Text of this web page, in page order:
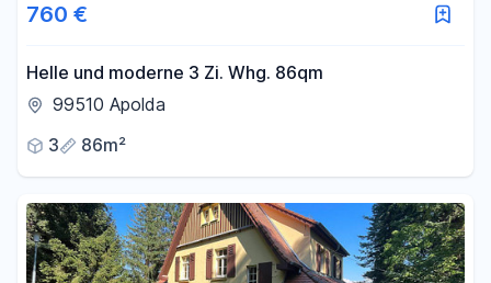
760 €
Helle und moderne 3 Zi. Whg. 86qm
99510 Apolda
3
86m²